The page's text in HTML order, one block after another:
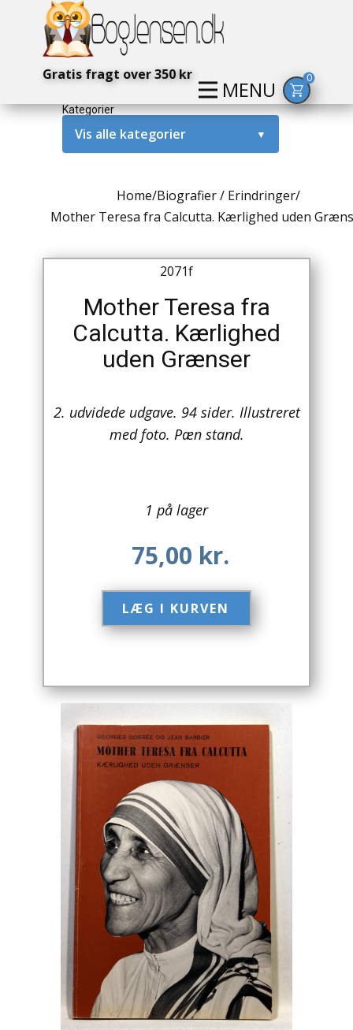
MENU
Gratis fragt over 350 kr 0
Kategorier
Vis alle kategorier ▼
Amerika / USA
Antikke / Specielle Bøger
Antikviteter
Arkæologi
Asien
Børnebøger
Bryggerier
Computer / IT
Drikkevare / Øl / Vin
Engelsk
Erhverv
Europa
Fantasy / Sciencefiction
Filosofi
Håndarbejde
Håndværk
Historie
Hobby
Home/Biografier / Erindringer/
Mother Teresa fra Calcutta. Kærlighed uden
2071f
Mother Teresa fra
Calcutta. Kærlighed
uden Grænser
2. udvidede udgave. 94 sider. Illustreret
med foto. Pæn stand.
1 på lager
75,00 kr.
LÆG I KURVEN​